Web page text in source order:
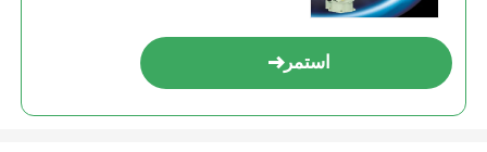
استمر